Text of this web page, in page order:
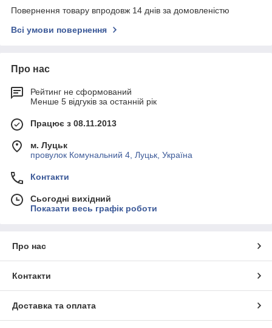
Повернення товару впродовж 14 днів за домовленістю
Всі умови повернення
Про нас
Рейтинг не сформований
Менше 5 відгуків за останній рік
Працює з 08.11.2013
м. Луцьк
провулок Комунальний 4, Луцьк, Україна
Контакти
Сьогодні вихідний
Показати весь графік роботи
Про нас
Контакти
Доставка та оплата